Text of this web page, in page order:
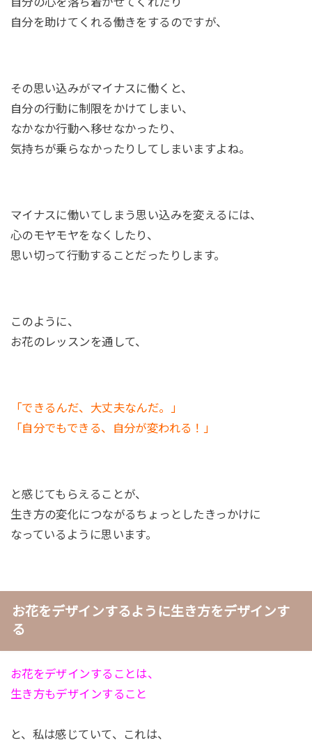
自分を助けてくれる働きをするのですが、
その思い込みがマイナスに働くと、
自分の行動に制限をかけてしまい、
なかなか行動へ移せなかったり、
気持ちが乗らなかったりしてしまいますよね。
マイナスに働いてしまう思い込みを変えるには、
心のモヤモヤをなくしたり、
思い切って行動することだったりします。
このように、
お花のレッスンを通して、
「できるんだ、大丈夫なんだ。」
「自分でもできる、自分が変われる！」
と感じてもらえることが、
生き方の変化につながるちょっとしたきっかけに
なっているように思います。
お花をデザインするように生き方をデザインす
る
お花をデザインすることは、
生き方もデザインすること
と、私は感じていて、これは、